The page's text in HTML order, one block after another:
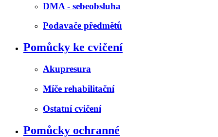
DMA - sebeobsluha
Podavače předmětů
Pomůcky ke cvičení
Akupresura
Míče rehabilitační
Ostatní cvičení
Pomůcky ochranné